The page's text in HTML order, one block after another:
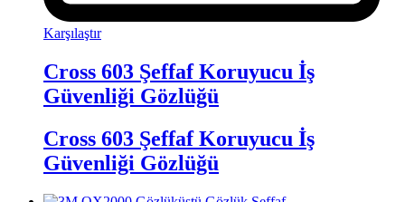
Karşılaştır
Cross 603 Şeffaf Koruyucu İş
Güvenliği Gözlüğü
Cross 603 Şeffaf Koruyucu İş
Güvenliği Gözlüğü